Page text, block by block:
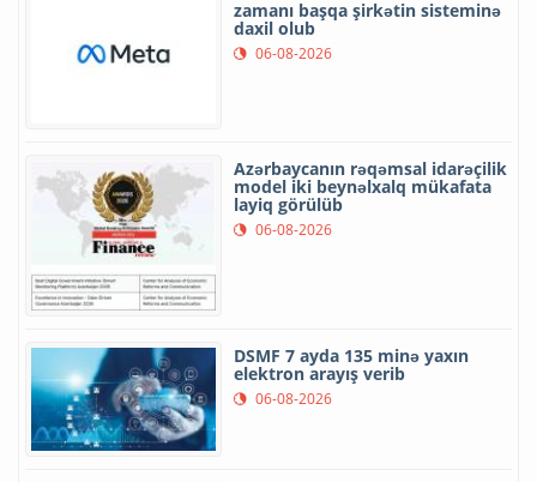
zamanı başqa şirkətin sisteminə
daxil olub
06-08-2026
Azərbaycanın rəqəmsal idarəçilik
model iki beynəlxalq mükafata
layiq görülüb
06-08-2026
DSMF 7 ayda 135 minə yaxın
elektron arayış verib
06-08-2026